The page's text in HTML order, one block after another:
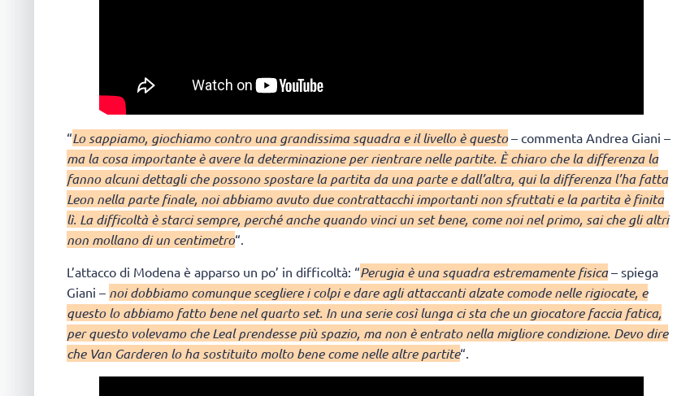
“Lo sappiamo, giochiamo contro una grandissima squadra e il livello è questo– commenta Andrea Giani –
ma la cosa importante è avere la determinazione per rientrare nelle partite. È chiaro che la differenza la
fanno alcuni dettagli che possono spostare la partita da una parte e dall’altra, qui la differenza l’ha fatta
Leon nella parte finale, noi abbiamo avuto due contrattacchi importanti non sfruttati e la partita è finita
lì. La difficoltà è starci sempre, perché anche quando vinci un set bene, come noi nel primo, sai che gli altri
non mollano di un centimetro“.
L’attacco di Modena è apparso un po’ in difficoltà: “Perugia è una squadra estremamente fisica– spiega
Giani – noi dobbiamo comunque scegliere i colpi e dare agli attaccanti alzate comode nelle rigiocate, e
questo lo abbiamo fatto bene nel quarto set. In una serie così lunga ci sta che un giocatore faccia fatica,
per questo volevamo che Leal prendesse più spazio, ma non è entrato nella migliore condizione. Devo dire
che Van Garderen lo ha sostituito molto bene come nelle altre partite“.